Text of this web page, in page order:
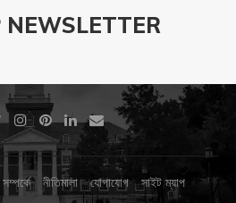
NEWSLETTER
নীতিমালা যোগাযোগ সাইট ম্যাপ